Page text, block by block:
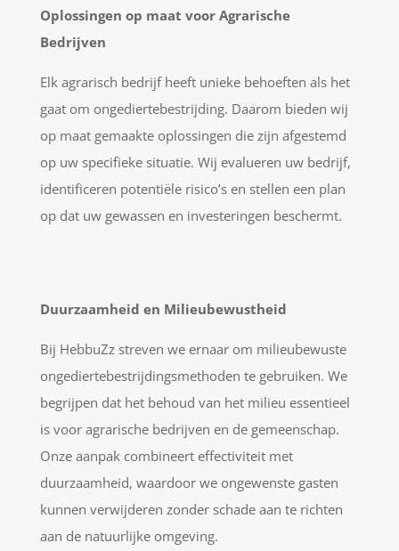
Oplossingen op maat voor Agrarische
Bedrijven
Elk agrarisch bedrijf heeft unieke behoeften als het
gaat om ongediertebestrijding. Daarom bieden wij
op maat gemaakte oplossingen die zijn afgestemd
op uw specifieke situatie. Wij evalueren uw bedrijf,
identificeren potentiële risico’s en stellen een plan
op dat uw gewassen en investeringen beschermt.
Duurzaamheid en Milieubewustheid
Bij HebbuZz streven we ernaar om milieubewuste
ongediertebestrijdingsmethoden te gebruiken. We
begrijpen dat het behoud van het milieu essentieel
is voor agrarische bedrijven en de gemeenschap.
Onze aanpak combineert effectiviteit met
duurzaamheid, waardoor we ongewenste gasten
kunnen verwijderen zonder schade aan te richten
aan de natuurlijke omgeving.